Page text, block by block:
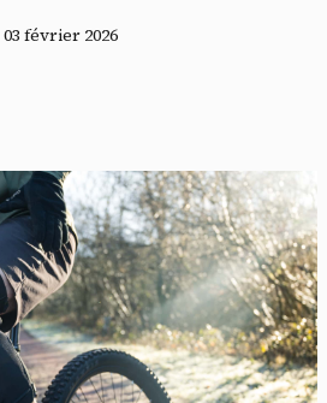
03 février 2026